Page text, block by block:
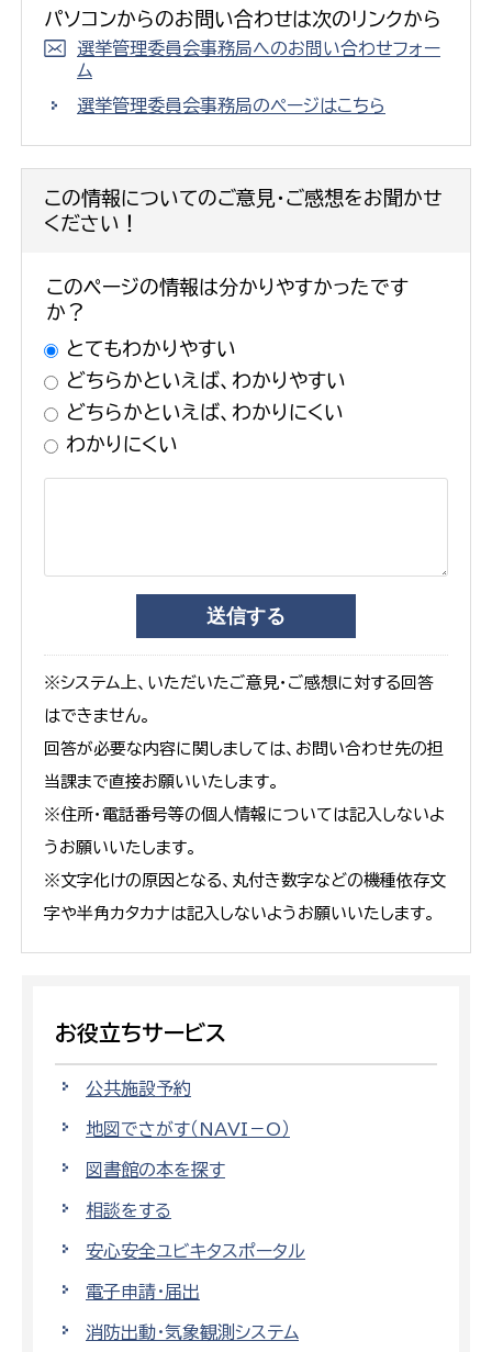
パソコンからのお問い合わせは次のリンクから
選挙管理委員会事務局へのお問い合わせフォー
ム
選挙管理委員会事務局のページはこちら
この情報についてのご意見・ご感想をお聞かせ
ください！
このページの情報は分かりやすかったです
か？
とてもわかりやすい
どちらかといえば、わかりやすい
どちらかといえば、わかりにくい
わかりにくい
※システム上、いただいたご意見・ご感想に対する回答
はできません。
回答が必要な内容に関しましては、お問い合わせ先の担
当課まで直接お願いいたします。
※住所・電話番号等の個人情報については記入しないよ
うお願いいたします。
※文字化けの原因となる、丸付き数字などの機種依存文
字や半角カタカナは記入しないようお願いいたします。
お役立ちサービス
公共施設予約
地図でさがす（NAVI－O）
図書館の本を探す
相談をする
安心安全ユビキタスポータル
電子申請・届出
消防出動・気象観測システム